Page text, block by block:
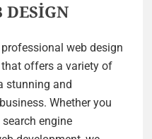
DESİGN
web design
offers a variety of
stunning and
Whether you
search engine